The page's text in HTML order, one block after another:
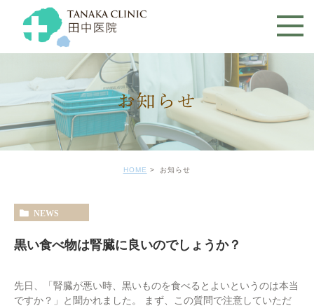
お知らせ
HOME お知らせ
NEWS
黒い食べ物は腎臓に良いのでしょうか？
先日、「腎臓が悪い時、黒いものを食べるとよいというのは本当
ですか？」と聞かれました。 まず、この質問で注意していただ